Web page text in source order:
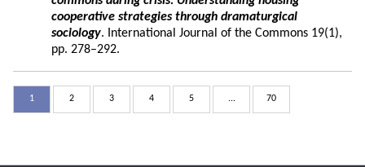
cooperative strategies through dramaturgical
sociology. International Journal of the Commons 19(1),
pp. 278–292.
1 2 3 4 5 ... 70